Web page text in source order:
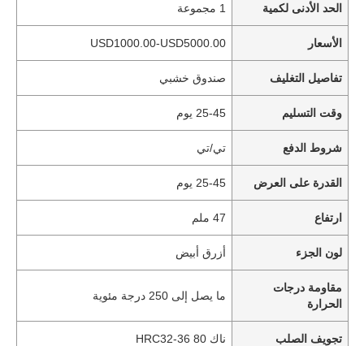
الحد الأدنى لكمية 1 مجموعة
الأسعار USD1000.00-USD5000.00
تفاصيل التغليف صندوق خشبي
وقت التسليم 25-45 يوم
شروط الدفع تي/تي
القدرة على العرض 25-45 يوم
ارتفاع 47 ملم
لون الجزء أزرق أبيض
مقاومة درجات
الحرارة
ما يصل إلى 250 درجة مئوية
تجويف الصلب ناك 80 HRC32-36